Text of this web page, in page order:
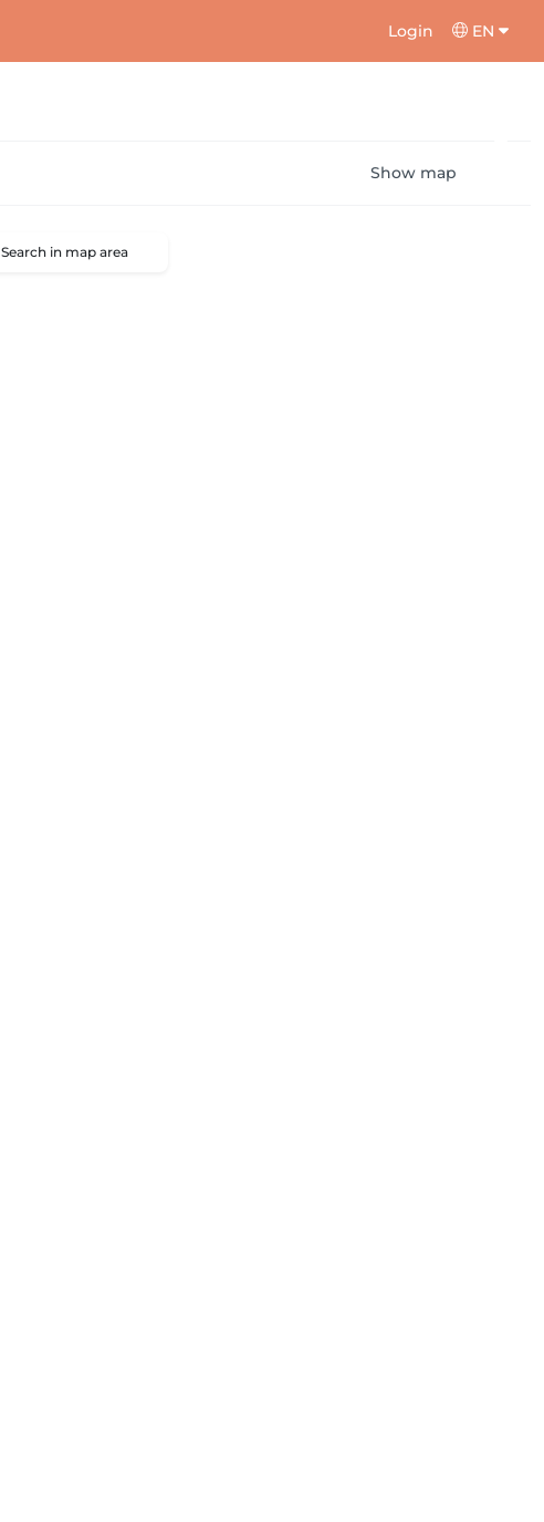
Login EN
Show map
Search in map area